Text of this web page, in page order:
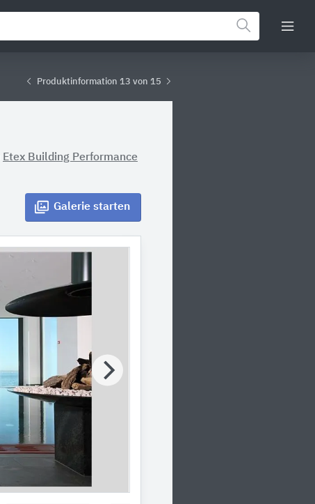
Produktinformation 13 von 15
Etex Building Performance
Galerie starten